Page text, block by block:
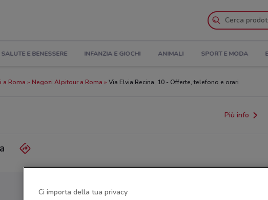
SALUTE E BENESSERE INFANZIA E GIOCHI ANIMALI SPORT E MODA
a Roma Negozi Alpitour a Roma Via Elvia Recina, 10 - Offerte, telefono e orari
Più info
Ci importa della tua privacy